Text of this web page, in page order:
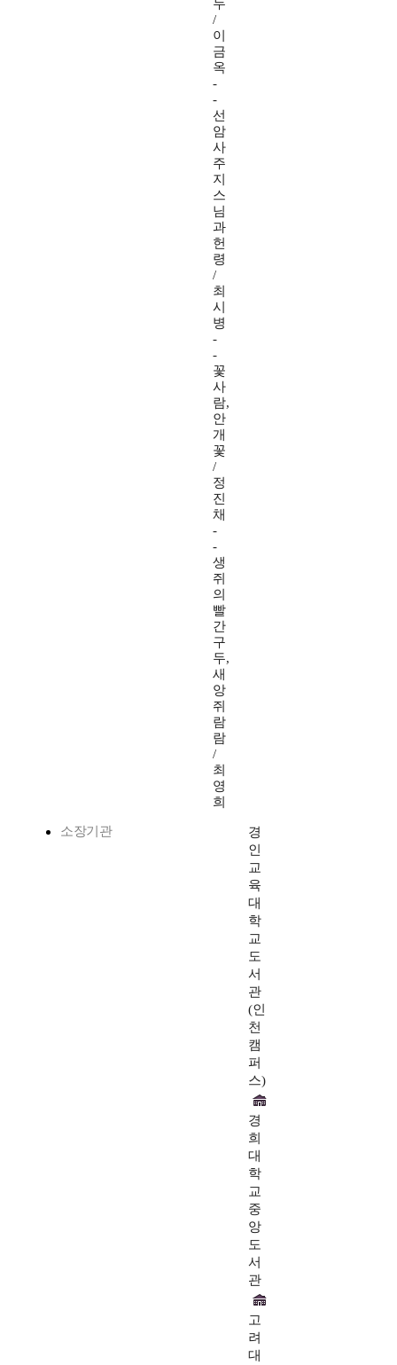
두
/
이
금
옥
-
-
선
암
사
주
지
스
님
과
헌
령
/
최
시
병
-
-
꽃
사
람,
안
개
꽃
/
정
진
채
-
-
생
쥐
의
빨
간
구
두,
새
앙
쥐
람
람
/
최
영
희
소장기관
경
인
교
육
대
학
교
도
서
관
(인
천
캠
퍼
스)
경
희
대
학
교
중
앙
도
서
관
고
려
대